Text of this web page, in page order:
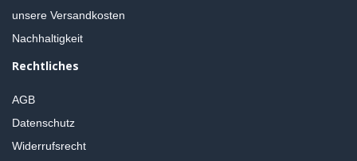
unsere Versandkosten
Nachhaltigkeit
Rechtliches
AGB
Datenschutz
Widerrufsrecht